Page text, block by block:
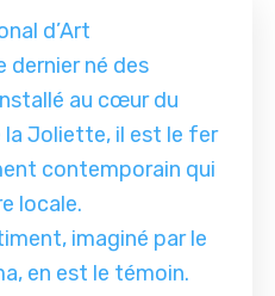
d’Art
dernier né des
au cœur du
la Joliette, il est le fer
contemporain qui
locale.
imaginé par le
en est le témoin.